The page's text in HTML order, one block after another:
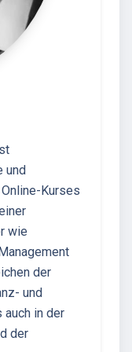
und
Kurses
wie
der
und
auch in der
der